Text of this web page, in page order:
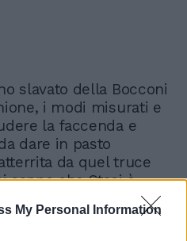
My Personal Information
slavato della Bocconi
i modi misurati e
la faccenda e
dare in pasto
da quel truce
sanno che Stasi è
Sono stato il